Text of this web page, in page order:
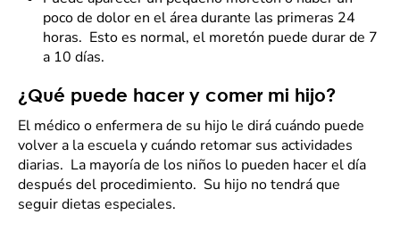
poco de dolor en el área durante las primeras 24
horas. Esto es normal, el moretón puede durar de 7
a 10 días.
¿Qué puede hacer y comer mi hijo?
El médico o enfermera de su hijo le dirá cuándo puede
volver a la escuela y cuándo retomar sus actividades
diarias. La mayoría de los niños lo pueden hacer el día
después del procedimiento. Su hijo no tendrá que
seguir dietas especiales.